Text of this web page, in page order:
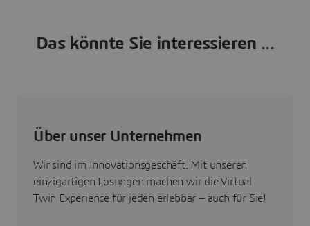
Das könnte Sie interessieren ...
Über unser Unternehmen
Wir sind im Innovationsgeschäft. Mit unseren
einzigartigen Lösungen machen wir die Virtual
Twin Experience für jeden erlebbar – auch für Sie!